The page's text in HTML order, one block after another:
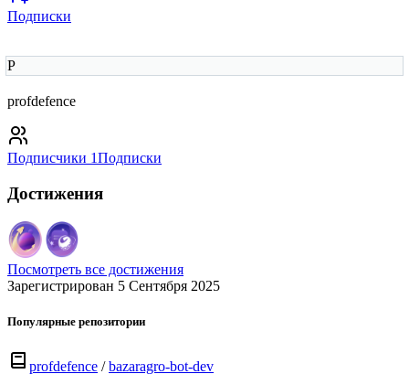
Подписки
P
profdefence
Подписчики 1Подписки
Достижения
Посмотреть все достижения
Зарегистрирован 5 Сентября 2025
Популярные репозитории
profdefence /bazaragro-bot-dev